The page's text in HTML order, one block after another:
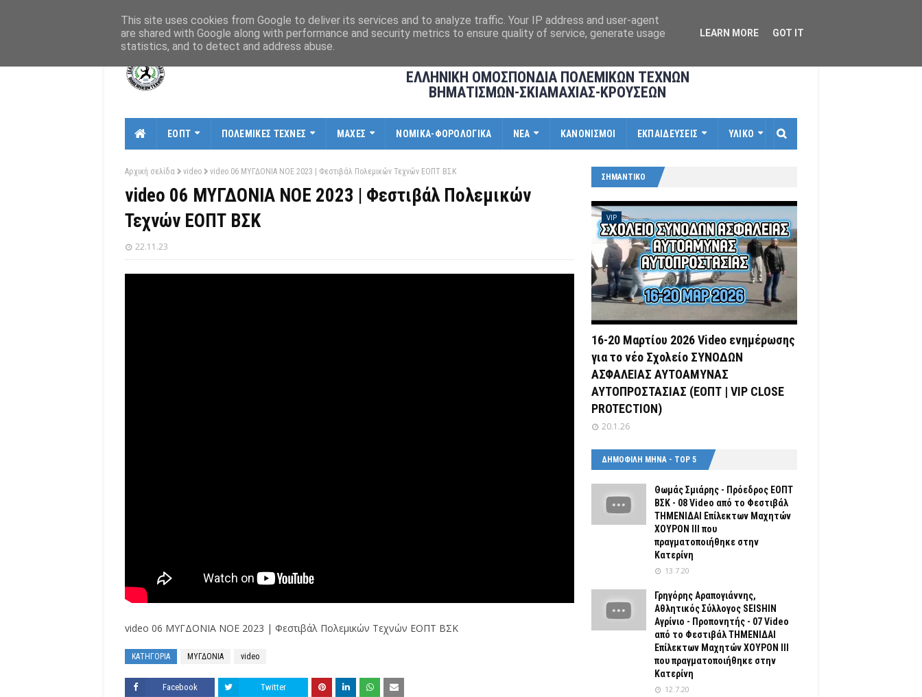
ΕΛΛΗΝΙΚΗ ΟΜΟΣΠΟΝΔΙΑ ΠΟΛΕΜΙΚΩΝ ΤΕΧΝΩΝ
ΒΗΜΑΤΙΣΜΩΝ-ΣΚΙΑΜΑΧΙΑΣ-ΚΡΟΥΣΕΩΝ
ΕΟΠΤ ΠΟΛΕΜΙΚΕΣ ΤΕΧΝΕΣ ΜΑΧΕΣ ΝΟΜΙΚΑ-ΦΟΡΟΛΟΓΙΚΑ ΝΕΑ ΚΑΝΟΝΙΣΜΟΙ ΕΚΠΑΙΔΕΥΣΕΙΣ ΥΛΙΚΟ
Αρχική σελίδα video video 06 ΜΥΓΔΟΝΙΑ ΝΟΕ 2023 | Φεστιβάλ Πολεμικών Τεχνών ΕΟΠΤ ΒΣΚ
video 06 ΜΥΓΔΟΝΙΑ ΝΟΕ 2023 | Φεστιβάλ Πολεμικών
Τεχνών ΕΟΠΤ ΒΣΚ
22.11.23
video 06 ΜΥΓΔΟΝΙΑ ΝΟΕ 2023 | Φεστιβάλ Πολεμικών Τεχνών ΕΟΠΤ ΒΣΚ
ΚΑΤΗΓΟΡΙΑ ΜΥΓΔΟΝΙΑ video
Facebook Twitter
ΣΗΜΑΝΤΙΚΟ
VIP
16-20 Μαρτίου 2026 Video ενημέρωσης
για το νέο Σχολείο ΣΥΝΟΔΩΝ
ΑΣΦΑΛΕΙΑΣ ΑΥΤΟΑΜΥΝΑΣ
ΑΥΤΟΠΡΟΣΤΑΣΙΑΣ (ΕΟΠΤ | VIP CLOSE
PROTECTION)
20.1.26
ΔΗΜΟΦΙΛΗ ΜΗΝΑ - TOP 5
Θωμάς Σμιάρης - Πρόεδρος ΕΟΠΤ
ΒΣΚ - 08 Video από το Φεστιβάλ
ΤΗΜΕΝΙΔΑΙ Επίλεκτων Μαχητών
ΧΟΥΡΟΝ ΙΙΙ που
πραγματοποιήθηκε στην
Κατερίνη
13.7.20
Γρηγόρης Αραπογιάννης,
Αθλητικός Σύλλογος SEISHIN
Αγρίνιο - Προπονητής - 07 Video
από το Φεστιβάλ ΤΗΜΕΝΙΔΑΙ
Επίλεκτων Μαχητών ΧΟΥΡΟΝ ΙΙΙ
που πραγματοποιήθηκε στην
Κατερίνη
12.7.20
This site uses cookies from Google to deliver its services and to analyze traffic. Your IP address and user-agent
are shared with Google along with performance and security metrics to ensure quality of service, generate usage
statistics, and to detect and address abuse.
LEARN MORE GOT IT